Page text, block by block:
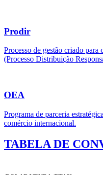
Prodir
Processo de gestão criado
(Processo Distribuição
OEA
Programa de parceria
comércio internacional.
TABELA DE